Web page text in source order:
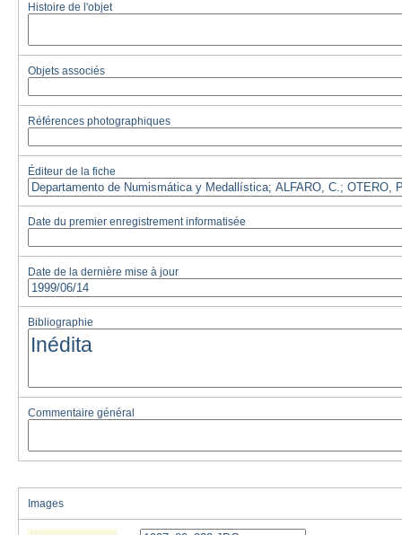
Histoire de l'objet
Objets associés
Références photographiques
Éditeur de la fiche
Date du premier enregistrement informatisée
Date de la dernière mise à jour
Bibliographie
Commentaire général
Images